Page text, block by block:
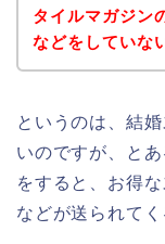
タイルマガジン
などをしていな
というのは、結
いのですが、と
をすると、お得
などが送られてく